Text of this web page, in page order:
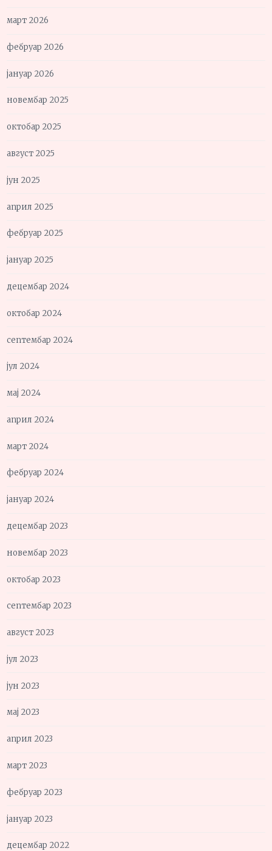
март 2026
фебруар 2026
јануар 2026
новембар 2025
октобар 2025
август 2025
јун 2025
април 2025
фебруар 2025
јануар 2025
децембар 2024
октобар 2024
септембар 2024
јул 2024
мај 2024
април 2024
март 2024
фебруар 2024
јануар 2024
децембар 2023
новембар 2023
октобар 2023
септембар 2023
август 2023
јул 2023
јун 2023
мај 2023
април 2023
март 2023
фебруар 2023
јануар 2023
децембар 2022